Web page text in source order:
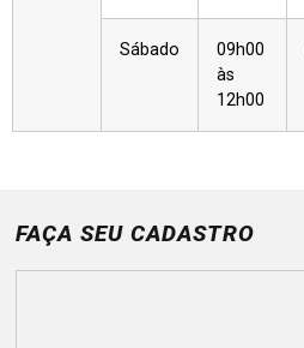
Sábado
09h00
às
12h00
FAÇA SEU CADASTRO